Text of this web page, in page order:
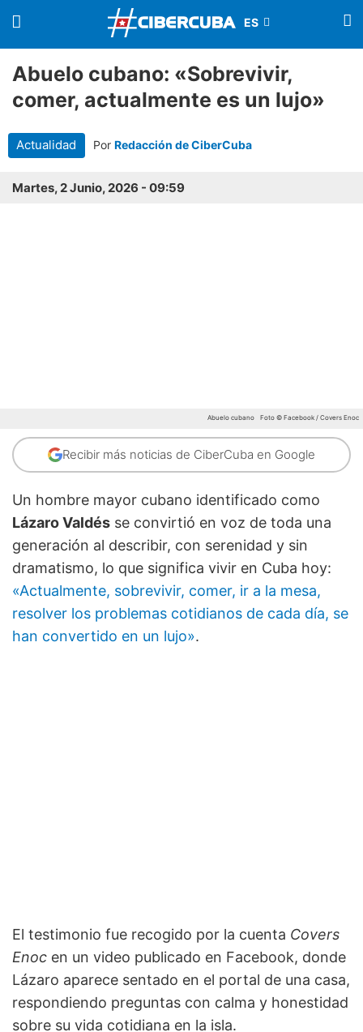
Abuelo cubano: «Sobrevivir,
comer, actualmente es un lujo»
Actualidad Por Redacción de CiberCuba
Martes, 2 Junio, 2026 - 09:59
Abuelo cubano Foto © Facebook / Covers Enoc
Recibir más noticias de CiberCuba en Google
Un hombre mayor cubano identificado como
Lázaro Valdés se convirtió en voz de toda una
generación al describir, con serenidad y sin
dramatismo, lo que significa vivir en Cuba hoy:
«Actualmente, sobrevivir, comer, ir a la mesa,
resolver los problemas cotidianos de cada día, se
han convertido en un lujo».
El testimonio fue recogido por la cuenta Covers
Enoc en un video publicado en Facebook, donde
Lázaro aparece sentado en el portal de una casa,
respondiendo preguntas con calma y honestidad
sobre su vida cotidiana en la isla.